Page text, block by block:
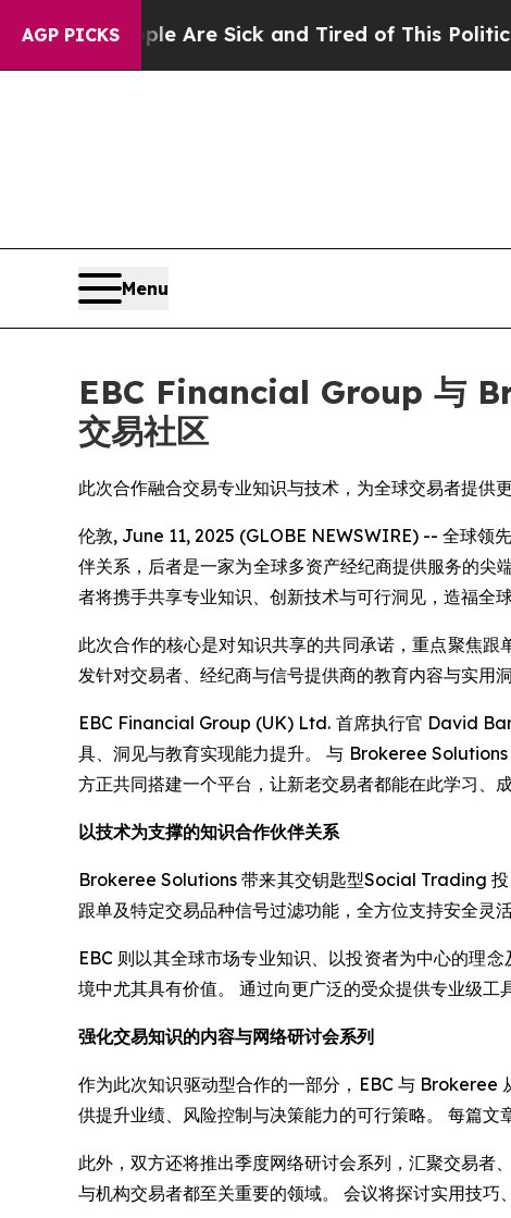
AGP PICKSAre Sick and Tired of This Politics of
Menu
EBC Financial Group 与
交易社区
此次合作融合交易专业知识与技术，为全球交易者提供
伦敦, June 11, 2025 (GLOBE NEWSWIRE) -- 全球领
伴关系，后者是一家为全球多资产经纪商提供服务的尖
者将携手共享专业知识、创新技术与可行洞见，造福全
此次合作的核心是对知识共享的共同承诺，重点聚焦
发针对交易者、经纪商与信号提供商的教育内容与实用
EBC Financial Group (UK) Ltd. 首席执行官 David
具、洞见与教育实现能力提升。 与 Brokeree
方正共同搭建一个平台，让新老交易者都能在此学习、
以技术为支撑的知识合作伙伴关系
Brokeree Solutions 带来其交钥匙型Social Trading
跟单及特定交易品种信号过滤功能，全方位支持安全灵活
EBC 则以其全球市场专业知识、以投资者为中心的理
境中尤其具有价值。 通过向更广泛的受众提供专业级工
强化交易知识的内容与网络研讨会系列
作为此次知识驱动型合作的一部分，EBC 与 Brokeree
供提升业绩、风险控制与决策能力的可行策略。 每篇文
此外，双方还将推出季度网络研讨会系列，汇聚交易
与机构交易者都至关重要的领域。 会议将探讨实用技巧